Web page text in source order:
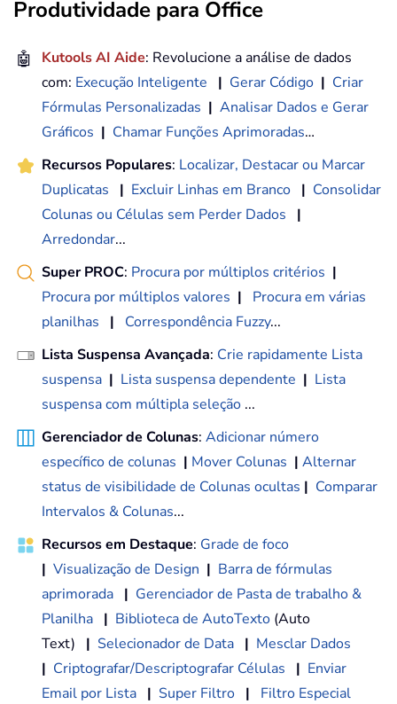
Produtividade para Office
🤖 Kutools AI Aide: Revolucione a análise de dados
com: Execução Inteligente | Gerar Código | Criar
Fórmulas Personalizadas | Analisar Dados e Gerar
Gráficos | Chamar Funções Aprimoradas…
Recursos Populares: Localizar, Destacar ou Marcar
Duplicatas
| Excluir Linhas em Branco | Consolidar
Colunas ou Células sem Perder Dados
|
Arredondar...
Super PROC: Procura por múltiplos critérios |
Procura por múltiplos valores |
Procura em várias
planilhas
| Correspondência Fuzzy...
Lista Suspensa Avançada: Crie rapidamente Lista
suspensa | Lista suspensa dependente | Lista
suspensa com múltipla seleção ...
Gerenciador de Colunas: Adicionar número
específico de colunas | Mover Colunas | Alternar
status de visibilidade de Colunas ocultas | Comparar
Intervalos & Colunas...
Recursos em Destaque: Grade de foco
| Visualização de Design | Barra de fórmulas
aprimorada | Gerenciador de Pasta de trabalho &
Planilha | Biblioteca de AutoTexto (Auto
Text) | Selecionador de Data | Mesclar Dados
| Criptografar/Descriptografar Células | Enviar
Email por Lista | Super Filtro |
Filtro Especial